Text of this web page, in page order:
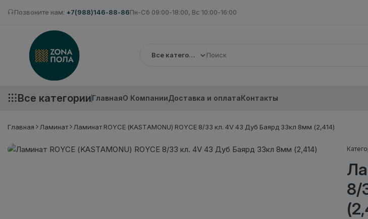
Позвоните нам: +7(988)146-88-86Пн-Сб 09:00-18:00, Вс 10:00-16:00
Все категории
Все категорииГлавнаяО КомпанииДоставка и оплатаКонтакты
Главная Ламинат Ламинат ROYCE (KASTAMONU) ROYCE 8/33 кл. 4V 43 Дуб Баярд 33кл 8мм (2,414)
8/